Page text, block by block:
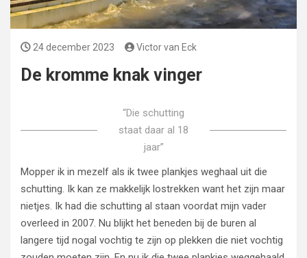
24 december 2023 Victor van Eck
De kromme knak vinger
“Die schutting
staat daar al 18
jaar”
Mopper ik in mezelf als ik twee plankjes weghaal uit die
schutting. Ik kan ze makkelijk lostrekken want het zijn maar
nietjes. Ik had die schutting al staan voordat mijn vader
overleed in 2007. Nu blijkt het beneden bij de buren al
langere tijd nogal vochtig te zijn op plekken die niet vochtig